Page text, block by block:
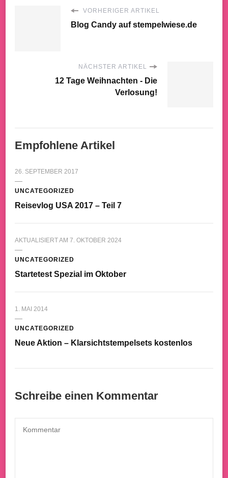
VORHERIGER ARTIKEL
Blog Candy auf stempelwiese.de
NÄCHSTER ARTIKEL
12 Tage Weihnachten - Die
Verlosung!
Empfohlene Artikel
26. SEPTEMBER 2017
UNCATEGORIZED
Reisevlog USA 2017 – Teil 7
AKTUALISIERT AM 7. OKTOBER 2024
UNCATEGORIZED
Startetest Spezial im Oktober
1. MAI 2014
UNCATEGORIZED
Neue Aktion – Klarsichtstempelsets kostenlos
Schreibe einen Kommentar